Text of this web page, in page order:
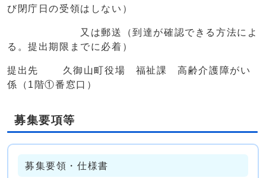
び閉庁日の受領はしない）
又は郵送（到達が確認できる方法によ
る。提出期限までに必着）
提出先 久御山町役場 福祉課 高齢介護障がい
係（1階①番窓口）
募集要項等
募集要領・仕様書